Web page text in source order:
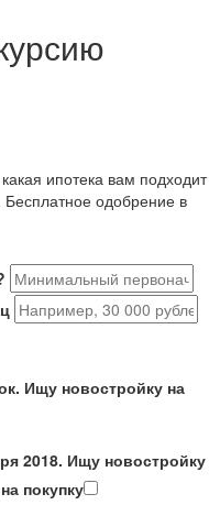
ипотека вам подходит
одобрение в
Ищу новостройку на
2018. Ищу новостройку
покупку